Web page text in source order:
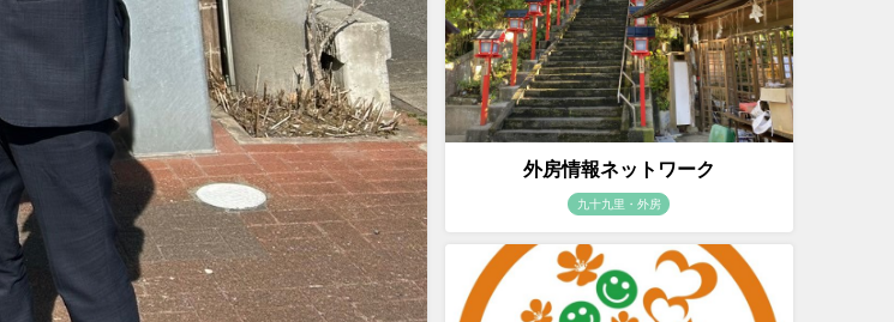
外房情報ネットワーク
九十九里・外房